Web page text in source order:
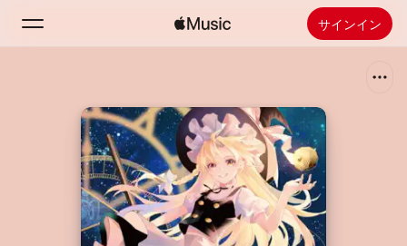
サインイン
ホーム
新着おすすめ
ラジオ
Apple Musicをインストール